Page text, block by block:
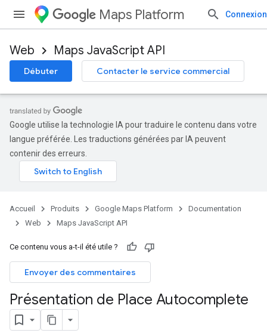
Maps Platform Connexion
Web Maps JavaScript API
Débuter Contacter le service commercial
Google utilise la technologie IA pour traduire le contenu dans votre
langue préférée. Les traductions générées par IA peuvent
contenir des erreurs.
Accueil Produits Google Maps Platform
Documentation
Web
Maps JavaScript API
Ce contenu vous a-t-il été utile ?
Envoyer des commentaires
Présentation de Place Autocomplete